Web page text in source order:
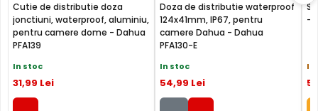
LENTILA FIXA
Camera DAHUA HAC-HDW1509T-IL-A-0280B-S2
lentila ce ofera un unghi fix de vizualizare, ce nu poate fi
Cutie de distributie doza
jonctiuni, waterproof, aluminiu,
pentru camere dome - Dahua
PFA139
In stoc
31,99 Lei
Doza de distributie waterproof
124x41mm, IP67, pentru
camere Dahua - Dahua
PFA130-E
In stoc
54,99 Lei
-